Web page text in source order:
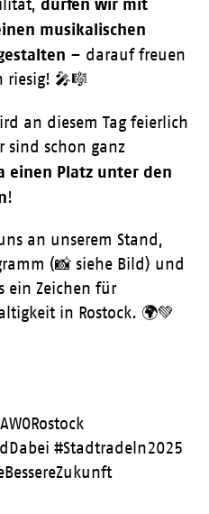
dürfen wir mit
musikalischen
– darauf freuen
riesig! 🎤🎼
an diesem Tag feierlich
schon ganz
einen Platz unter den
!
an unserem Stand,
(📸 siehe Bild) und
ein Zeichen für
in Rostock. 🌍💚
#Stadtradeln2025